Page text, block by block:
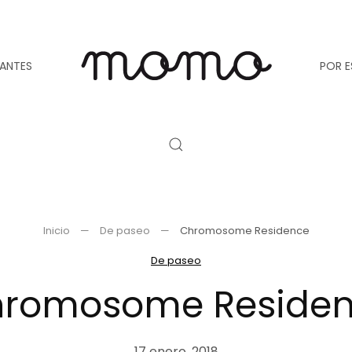
POR
Inicio De paseo
Chromosome Residence
De paseo